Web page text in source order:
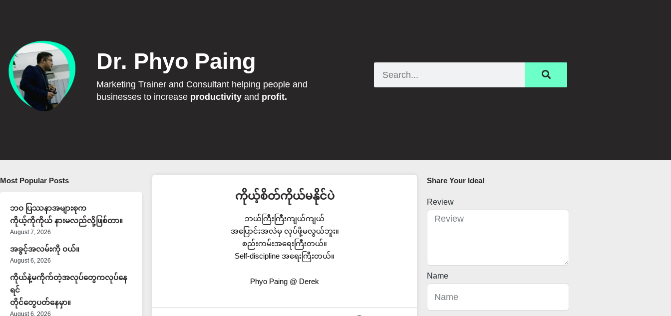
Dr. Phyo Paing
Marketing Trainer and Consultant helping people and
businesses to increase productivityand profit.
Most Popular Posts
ဘဝ ပြဿနာအများစုက
ကိုယ့်ကိုကိုယ် နားမလည်လို့ဖြစ်တာ။
August 7, 2026
အခွင့်အလမ်းကို ဝယ်။
August 6, 2026
ကိုယ်နဲ့မကိုက်တဲ့အလုပ်တွေကလုပ်နေ
ရင်
တိုင်တွေပတ်နေမှာ။
August 6, 2026
ကိုယ့်စိတ်ကိုယ်မနိုင်ပဲ
ဘယ်ကြီးကြီးကျယ်ကျယ်
အပြောင်းအလဲမှ လုပ်ဖို့မလွယ်ဘူး။
စည်းကမ်းအရေးကြီးတယ်။
Self-discipline အရေးကြီးတယ်။
Phyo Paing @ Derek
Share Your Idea!​
Review
Name